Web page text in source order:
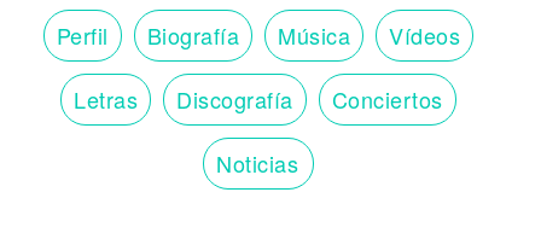
Perfil Biografía Música Vídeos
Letras Discografía Conciertos
Noticias